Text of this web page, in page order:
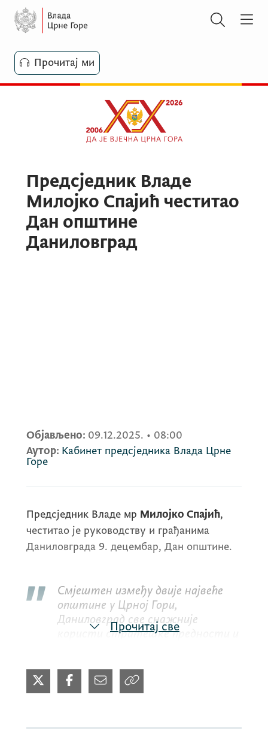
Прочитај ми
Предсједник Владе
Милојко Спајић честитао
Дан општине
Даниловград
Објављено: 09.12.2025. • 08:00
Аутор: Кабинет предсједника Влада Црне
Горе
Предсједник Владе мр Милојко Спајић,
честитао је руководству и грађанима
Даниловграда 9. децембар, Дан општине.
Смјештен између двије највеће
општине у Црној Гори,
Даниловград све снажније
користи стратешке предности и
сјевера државе. Изградњом брзе
цесте до Никшића, као дијела
Прочитај све